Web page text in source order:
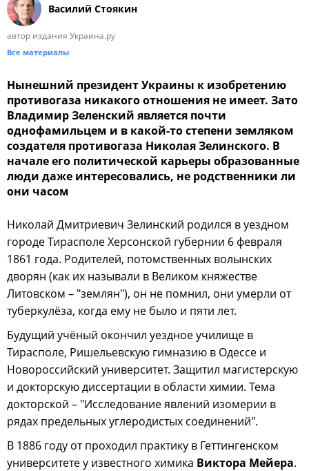
Василий Стоякин
автор издания Украина.ру
Все материалы
Нынешний президент Украины к изобретению
противогаза никакого отношения не имеет. Зато
Владимир Зеленский является почти
однофамильцем и в какой-то степени земляком
создателя противогаза Николая Зелинского. В
начале его политической карьеры образованные
люди даже интересовались, не родственники ли
они часом
Николай Дмитриевич Зелинский родился в уездном
городе Тирасполе Херсонской губернии 6 февраля
1861 года. Родителей, потомственных волынских
дворян (как их называли в Великом княжестве
Литовском – "землян"), он не помнил, они умерли от
туберкулёза, когда ему не было и пяти лет.
Будущий учёный окончил уездное училище в
Тирасполе, Ришельевскую гимназию в Одессе и
Новороссийский университет. Защитил магистерскую
и докторскую диссертации в области химии. Тема
докторской – "Исследование явлений изомерии в
рядах предельных углеродистых соединений".
В 1886 году от проходил практику в Геттингенском
университете у известного химика Виктора Мейера.